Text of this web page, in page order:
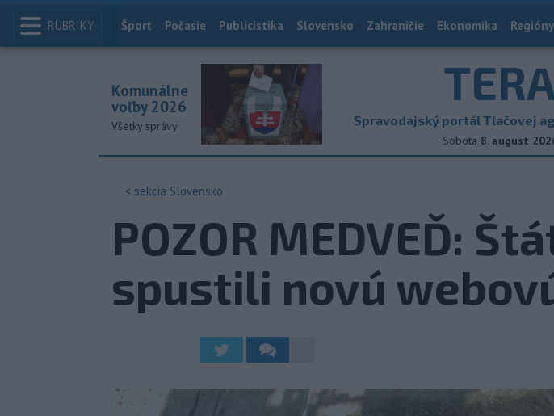
RUBRIKY Index
Šport Počasie Publicistika Slovensko Zahraničie Ekonomika Regióny
Spravodajský portál Tlačovej
Sobota 8. august
Komunálne
voľby 2026
Všetky správy
< sekcia Slovensko
POZOR MEDVEĎ:
spustili novú